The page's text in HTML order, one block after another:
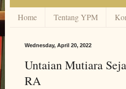
Home Tentang YPM
Wednesday, April 20, 2022
Untaian Mutiara
RA